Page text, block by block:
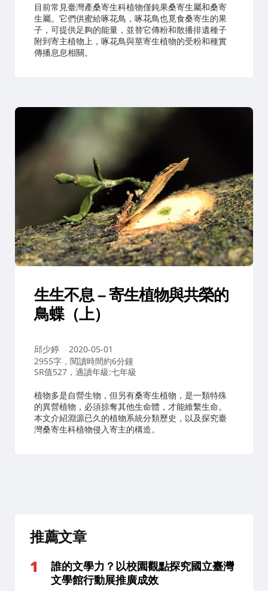
目前常見臺灣產桑寄生科植物僅鈍果桑寄生屬和桑寄
生屬。它們供蜜給啄花鳥，啄花鳥也覓食桑寄生的果
子，可提供足夠的能量，並替它傳粉和散播排遺種子
附到寄主植物上，啄花鳥與莖寄生植物的受粉和種實
傳播息息相關。
生生不息 – 寄生植物與共榮的
鳥蝶（上）
作
者：
邱少婷
2020-05-01
2955字，閱讀時間約6分鐘
SR值527，適讀年級:七年級
植物多是自營生物，但另有桑寄生植物，是一類特殊
的異營植物，必須掠奪其他生命體，才能維繫生命。
本文介紹淵源已久的植物系統分類歷史，以及探究臺
灣桑寄生科植物侵入寄主的構造。
推薦文章
誰的文學力？以校園觀點探究國立臺灣
文學館行動展推廣成效